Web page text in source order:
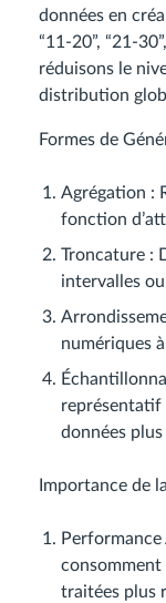
données en
“11-20”, “21-
réduisons le
distribution
Formes de
Agrégation :
fonction
Troncature :
intervalles
numériques
représentatif
données plus
Importance de
Performance
consomment
traitées plus